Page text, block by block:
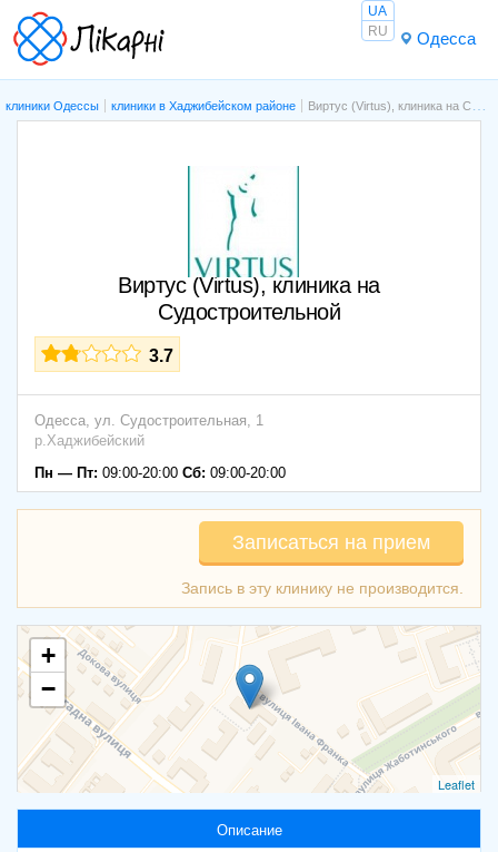
Одесса
UA
RU
клиники Одессы клиники в Хаджибейском районе Виртус (Virtus), клиника на Судостроительной
Виртус (Virtus), клиника на
Судостроительной
3.7
Одесса, ул. Судостроительная, 1
р.Хаджибейский
Пн — Пт: 09:00-20:00 Сб: 09:00-20:00
Записаться на прием
+
−
Leaflet
Описание